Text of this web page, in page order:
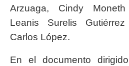
Arzuaga, Cindy
Leanis Surelis
Carlos López.
En el documento